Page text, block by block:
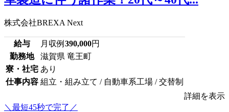
株式会社BREXA Next
給与 月収例 390,000円
勤務地
滋賀県 竜王町
寮・社宅 あり
仕事内容 組立・組み立て / 自動車系工場 / 交替制
詳細を表示
＼最短45秒で完了／